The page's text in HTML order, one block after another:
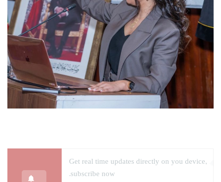
Get real time updates directly on you device,
subscribe now.